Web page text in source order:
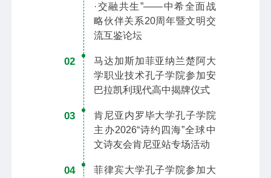
·交融共生”——中希全面战
略伙伴关系20周年暨文明交
流互鉴论坛
02
马达加斯加菲亚纳兰楚阿大
学职业技术孔子学院参加安
巴拉凯利现代高中揭牌仪式
03
肯尼亚内罗毕大学孔子学院
主办2026“诗约四海”全球中
文诗友会肯尼亚站专场活动
04
菲律宾大学孔子学院参加大